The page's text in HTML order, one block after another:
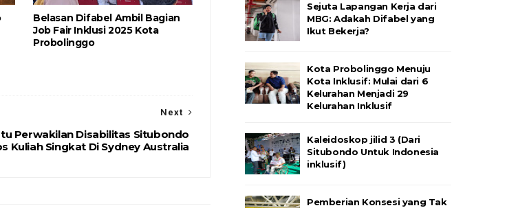
Belasan Difabel Ambil Bagian
Job Fair Inklusi 2025 Kota
Probolinggo
Next
Perwakilan Disabilitas Situbondo
Kuliah Singkat Di Sydney Australia
Sejuta Lapangan Kerja dari
MBG: Adakah Difabel yang
Ikut Bekerja?
Kota Probolinggo Menuju
Kota Inklusif: Mulai dari 6
Kelurahan Menjadi 29
Kelurahan Inklusif
Kaleidoskop jilid 3 (Dari
Situbondo Untuk Indonesia
inklusif)
Pemberian Konsesi yang Tak